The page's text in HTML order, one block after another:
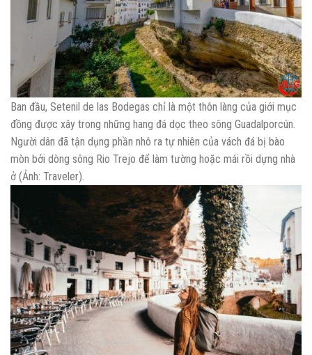
Ban đầu, Setenil de las Bodegas chỉ là một thôn làng của giới mục
đồng được xây trong những hang đá dọc theo sông Guadalporcún.
Người dân đã tận dụng phần nhô ra tự nhiên của vách đá bị bào
mòn bởi dòng sông Rio Trejo để làm tường hoặc mái rồi dựng nhà
ở (Ảnh: Traveler).